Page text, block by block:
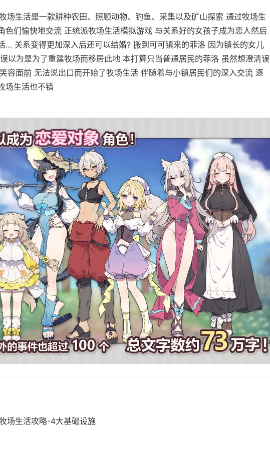
场生活是一款耕种农田、照顾动物、钓鱼、采集以及矿山探索 通过牧场生
色们愉快地交流 正统派牧场生活模拟游戏 与关系好的女孩子成为恋人然后
… 关系变得更加深入后还可以结婚? 搬到可可镇来的菲洛 因为镇长的女儿
以为是为了重建牧场而移居此地 本打算只当普通居民的菲洛 虽然想澄清误
容面前 无法说出口而开始了牧场生活 伴随着与小镇居民们的深入交流 逐
场生活也不错
场生活攻略-4大基础设施